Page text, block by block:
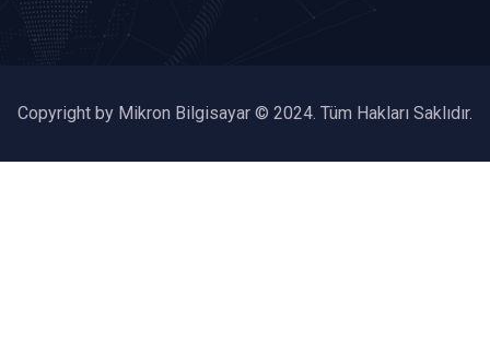
Copyright by Mikron Bilgisayar © 2024. Tüm Hakları Saklıdır.